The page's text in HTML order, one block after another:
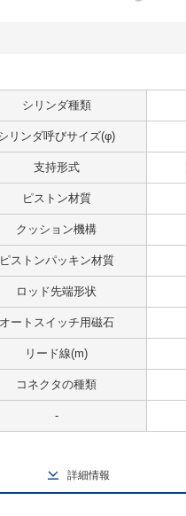
シリンダ種類
リンダ呼びサイズ(φ)
支持形式
ピストン材質
クッション機構
ピストンパッキン材質
ロッド先端形状
オートスイッチ用磁石
リード線(m)
コネクタの種類
-
詳細情報